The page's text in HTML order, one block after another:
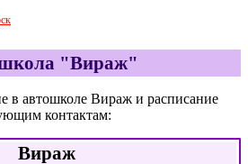
"Вираж"
в автошколе Вираж и расписание
контактам:
Вираж